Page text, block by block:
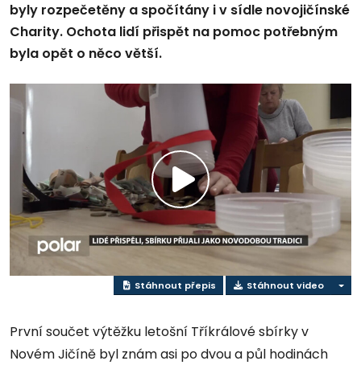
byly rozpečetěny a spočítány i v sídle novojičínské
Charity. Ochota lidí přispět na pomoc potřebným
byla opět o něco větší.
Přehrát
video
Stáhnout přepis Stáhnout video
První součet výtěžku letošní Tříkrálové sbírky v
Novém Jičíně byl znám asi po dvou a půl hodinách